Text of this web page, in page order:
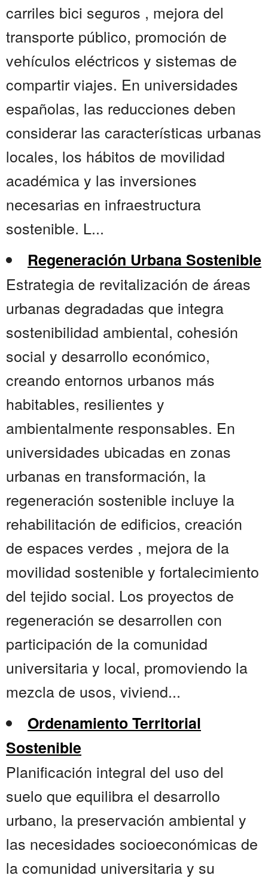
carriles bici seguros , mejora del
transporte público, promoción de
vehículos eléctricos y sistemas de
compartir viajes. En universidades
españolas, las reducciones deben
considerar las características urbanas
locales, los hábitos de movilidad
académica y las inversiones
necesarias en infraestructura
sostenible. L...
Regeneración Urbana Sostenible
Estrategia de revitalización de áreas
urbanas degradadas que integra
sostenibilidad ambiental, cohesión
social y desarrollo económico,
creando entornos urbanos más
habitables, resilientes y
ambientalmente responsables. En
universidades ubicadas en zonas
urbanas en transformación, la
regeneración sostenible incluye la
rehabilitación de edificios, creación
de espaces verdes , mejora de la
movilidad sostenible y fortalecimiento
del tejido social. Los proyectos de
regeneración se desarrollen con
participación de la comunidad
universitaria y local, promoviendo la
mezcla de usos, viviend...
Ordenamiento Territorial
Sostenible
Planificación integral del uso del
suelo que equilibra el desarrollo
urbano, la preservación ambiental y
las necesidades socioeconómicas de
la comunidad universitaria y su